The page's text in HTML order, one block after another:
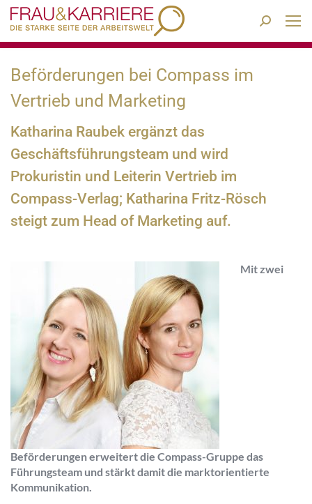
Search:
Beförderungen bei Compass im
Vertrieb und Marketing
Katharina Raubek ergänzt das
Geschäftsführungsteam und wird
Prokuristin und Leiterin Vertrieb im
Compass-Verlag; Katharina Fritz-Rösch
steigt zum Head of Marketing auf.
Mit zwei
Beförderungen erweitert die Compass-Gruppe das
Führungsteam und stärkt damit die marktorientierte
Kommunikation.